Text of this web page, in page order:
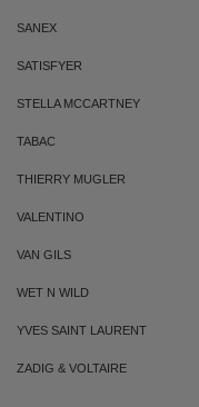
SANEX
SATISFYER
STELLA MCCARTNEY
TABAC
THIERRY MUGLER
VALENTINO
VAN GILS
WET N WILD
YVES SAINT LAURENT
ZADIG & VOLTAIRE